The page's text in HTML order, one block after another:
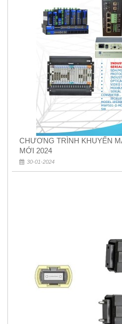
CHƯƠNG TRÌNH KHUYẾN
MỚI 2024
30-01-2024